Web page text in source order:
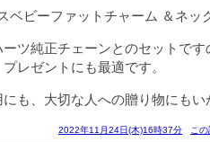
ベビーファットチャーム ＆ネッ
ーツ純正チェーンとのセットで
レゼントにも最適です。
にも、大切な人への贈り物にも
2022年11月24日(木)16時37分 こ